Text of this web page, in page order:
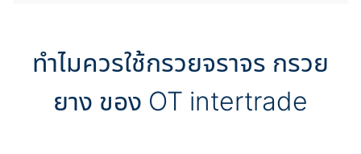
ทำไมควรใช้กรวยจราจร กรวย
ยาง ของ OT intertrade